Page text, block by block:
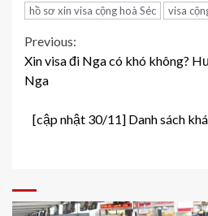
hồ sơ xin visa cộng hoà Séc
visa
Continue
Reading
Previous:
Xin visa đi Nga có khó không?
Nga
[cập nhật 30/11] Danh sách